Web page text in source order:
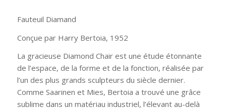
Fauteuil Diamand
Conçue par Harry Bertoia, 1952
La gracieuse Diamond Chair est une étude étonnante
de l’espace, de la forme et de la fonction, réalisée par
l’un des plus grands sculpteurs du siècle dernier.
Comme Saarinen et Mies, Bertoia a trouvé une grâce
sublime dans un matériau industriel, l’élevant au-delà